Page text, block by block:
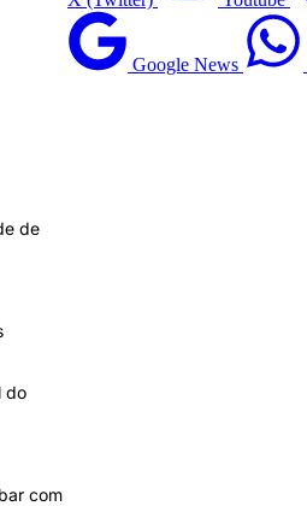
de
do
com
Google News